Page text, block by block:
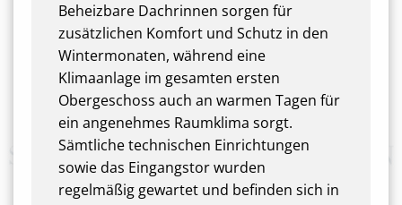
Beheizbare Dachrinnen sorgen für
zusätzlichen Komfort und Schutz in den
Wintermonaten, während eine
Klimaanlage im gesamten ersten
Obergeschoss auch an warmen Tagen für
ein angenehmes Raumklima sorgt.
Sämtliche technischen Einrichtungen
sowie das Eingangstor wurden
regelmäßig gewartet und befinden sich in